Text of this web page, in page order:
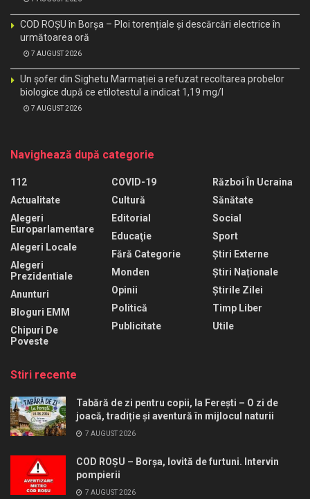
COD ROȘU în Borșa – Ploi torențiale și descărcări electrice în
următoarea oră
7 AUGUST 2026
Un șofer din Sighetu Marmației a refuzat recoltarea probelor
biologice după ce etilotestul a indicat 1,19 mg/l
7 AUGUST 2026
Navighează după categorie
112
Actualitate
Alegeri
Europarlamentare
Alegeri Locale
Alegeri
Prezidentiale
Anunturi
Bloguri EMM
Chipuri De
Poveste
COVID-19
Cultură
Editorial
Educaţie
Fără Categorie
Monden
Opinii
Politică
Publicitate
Război În Ucraina
Sănătate
Social
Sport
Știri Externe
Știri Naționale
Știrile Zilei
Timp Liber
Utile
Stiri recente
Tabără de zi pentru copii, la Ferești – O zi de
joacă, tradiție și aventură în mijlocul naturii
7 AUGUST 2026
COD ROȘU – Borșa, lovită de furtuni. Intervin
pompierii
7 AUGUST 2026